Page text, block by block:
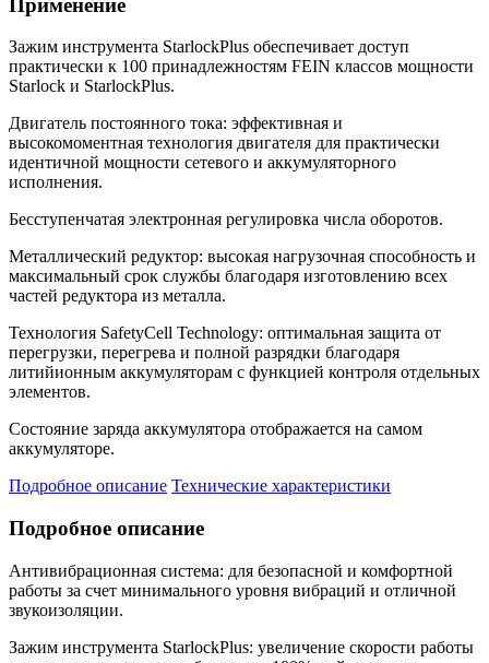
Зажим инструмента StarlockPlus обеспечивает доступ
практически к 100 принадлежностям FEIN классов мощности
Starlock и StarlockPlus.
Двигатель постоянного тока: эффективная и
высокомоментная технология двигателя для практически
идентичной мощности сетевого и аккумуляторного
исполнения.
Бесступенчатая электронная регулировка числа оборотов.
Металлический редуктор: высокая нагрузочная способность и
максимальный срок службы благодаря изготовлению всех
частей редуктора из металла.
Технология SafetyCell Technology: оптимальная защита от
перегрузки, перегрева и полной разрядки благодаря
литийионным аккумуляторам с функцией контроля отдельных
элементов.
Состояние заряда аккумулятора отображается на самом
аккумуляторе.
Подробное описание Технические характеристики
Подробное описание
Антивибрационная система: для безопасной и комфортной
работы за счет минимального уровня вибраций и отличной
звукоизоляции.
Зажим инструмента StarlockPlus: увеличение скорости работы